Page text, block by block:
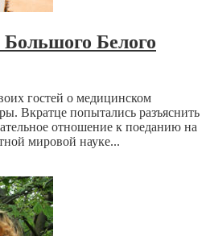
Белого
гостей о медицинском
Вкратце попытались разъяснить
отношение к поеданию на
мировой науке...